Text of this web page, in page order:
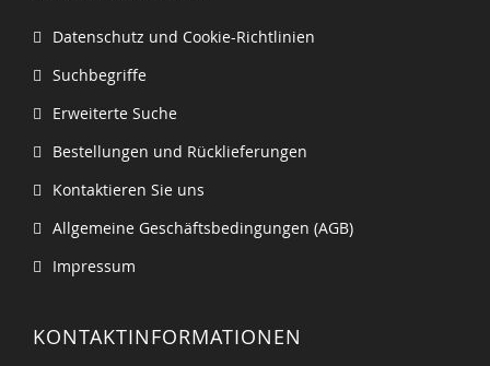
Datenschutz und Cookie-Richtlinien
Suchbegriffe
Erweiterte Suche
Bestellungen und Rücklieferungen
Kontaktieren Sie uns
Allgemeine Geschäftsbedingungen (AGB)
Impressum
KONTAKTINFORMATIONEN